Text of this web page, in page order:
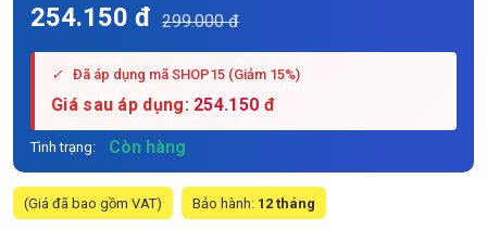
254.150 đ 299.000 đ
✓ Đã áp dụng mã SHOP15 (Giảm 15%)
Giá sau áp dụng: 254.150 đ
Tình trạng: Còn hàng
(Giá đã bao gồm VAT) Bảo hành: 12 tháng